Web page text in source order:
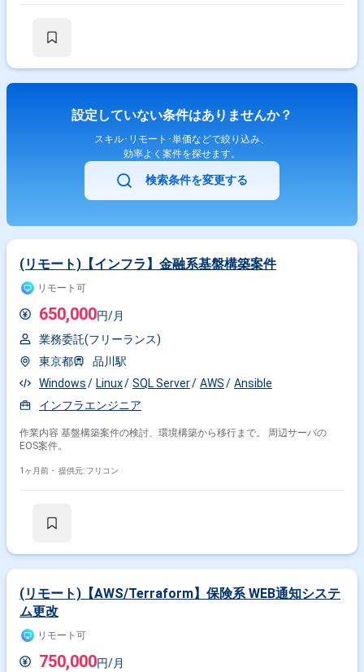
設定していない条件はありませんか？
スキル･リモート･単価などで絞り込み、
効率よく案件を探せます。
検索条件を変更する
(リモート)【インフラ】金融系基盤構築案件
リモート可
650,000円/月
業務委託(フリーランス)
東京都
品川駅
Windows
Linux SQL Server AWS
Ansible
インフラエンジニア
作業内容 基盤構築案件の検討、環境構築から移行まで。 周辺サーバの
EOS案件。
1ヶ月前・ 提供元: フリコン
(リモート)【AWS/Terraform】保険系 WEB通知システ
ム更改
リモート可
750,000円/月